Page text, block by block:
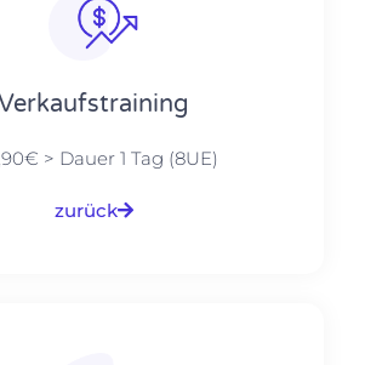
> Dauer 1 Tag (8UE)
zurück